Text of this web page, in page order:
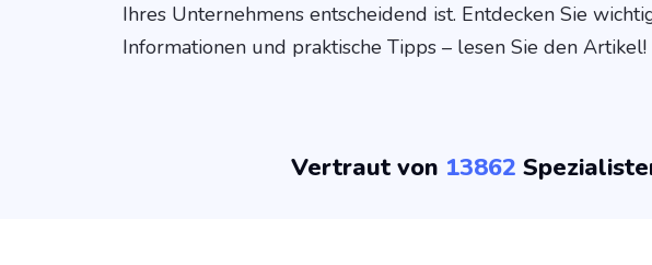
Ihres Unternehmens entscheidend ist. Entdecken Sie
Informationen und praktische Tipps – lesen Sie den Artikel!
Vertraut von 13862